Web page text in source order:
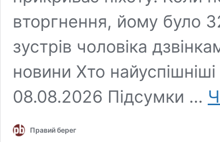
вторгнення, йому було
зустрів чоловіка
новини Хто
08.08.2026 Підсумки …
Правий берег